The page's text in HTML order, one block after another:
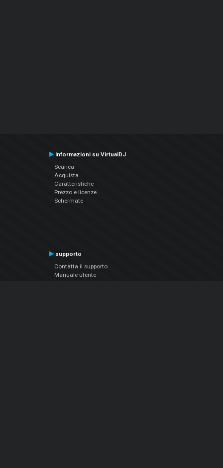
Informazioni su VirtualDJ
Scarica
Acquista
Caratteristiche
Prezzo e licenze
Schermate
supporto
Contatta il supporto
Manuale utente